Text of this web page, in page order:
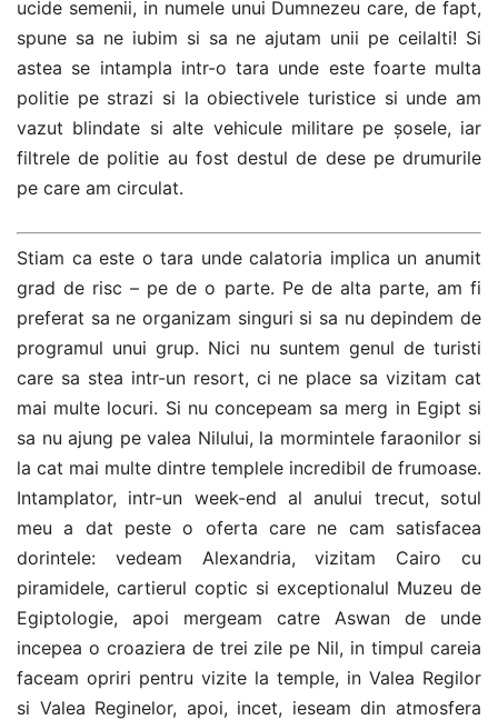
ucide semenii, in numele unui Dumnezeu care, de fapt,
spune sa ne iubim si sa ne ajutam unii pe ceilalti! Si
astea se intampla intr-o tara unde este foarte multa
politie pe strazi si la obiectivele turistice si unde am
vazut blindate si alte vehicule militare pe șosele, iar
filtrele de politie au fost destul de dese pe drumurile
pe care am circulat.
Stiam ca este o tara unde calatoria implica un anumit
grad de risc – pe de o parte. Pe de alta parte, am fi
preferat sa ne organizam singuri si sa nu depindem de
programul unui grup. Nici nu suntem genul de turisti
care sa stea intr-un resort, ci ne place sa vizitam cat
mai multe locuri. Si nu concepeam sa merg in Egipt si
sa nu ajung pe valea Nilului, la mormintele faraonilor si
la cat mai multe dintre templele incredibil de frumoase.
Intamplator, intr-un week-end al anului trecut, sotul
meu a dat peste o oferta care ne cam satisfacea
dorintele: vedeam Alexandria, vizitam Cairo cu
piramidele, cartierul coptic si exceptionalul Muzeu de
Egiptologie, apoi mergeam catre Aswan de unde
incepea o croaziera de trei zile pe Nil, in timpul careia
faceam opriri pentru vizite la temple, in Valea Regilor
si Valea Reginelor, apoi, incet, ieseam din atmosfera